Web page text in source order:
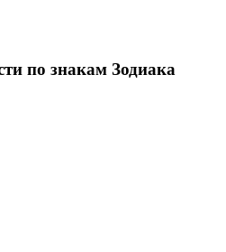
по знакам Зодиака